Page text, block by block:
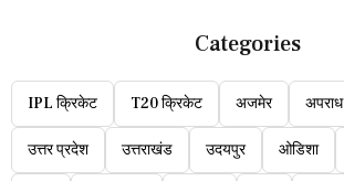
Categories
IPL क्रिकेट T20 क्रिकेट अजमेर अपराध
उत्तर प्रदेश उत्तराखंड उदयपुर ओडिशा